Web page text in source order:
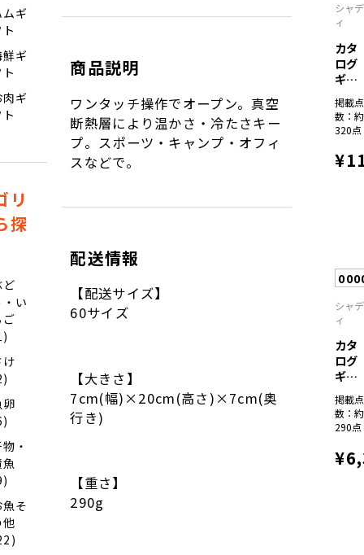
ギ
ギ
ギ
リ
探
い
・
そ
商品説明
ワンタッチ操作でオープン。真空
断熱層により温かさ・冷たさキー
プ。スポーツ・キャンプ・オフィ
スなどで。
配送情報
【配送サイズ】
60サイズ
【大きさ】
7cm(幅)×20cm(高さ)×7cm(奥
行き)
【重さ】
290g
シャデ
ィ
カタ
ログ
ギフ
彩...
掲載点
数：約
320点
シャデ
ィ
カタ
ログ
ギフ
彩...
掲載点
数：約
290点